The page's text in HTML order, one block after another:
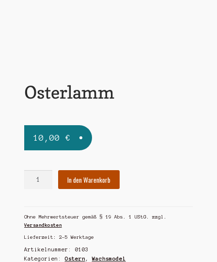
Osterlamm
10,00 €
In den Warenkorb
Ohne Mehrwertsteuer gemäß § 19 Abs. 1 UStG.
zzgl.
Versandkosten
Lieferzeit: 2-5 Werktage
Artikelnummer: 0103
Kategorien:Ostern ,Wachsmodel